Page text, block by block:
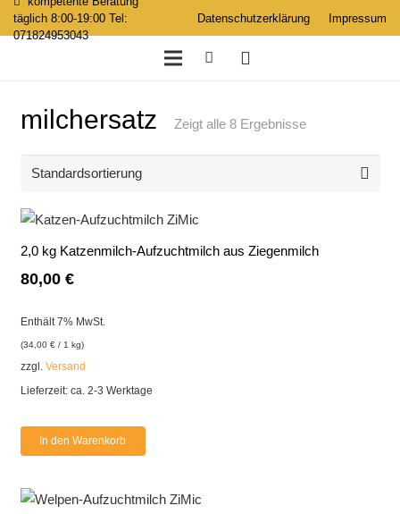
täglich 8:00-19:00 Tel:
071824953043
Datenschutzerklärung Impressum
milchersatz Zeigt alle 8 Ergebnisse
2,0 kg Katzenmilch-Aufzuchtmilch aus Ziegenmilch
80,00 €
Enthält 7% MwSt.
(34,00 €/ 1 kg)
zzgl. Versand
Lieferzeit: ca. 2-3 Werktage
In den Warenkorb